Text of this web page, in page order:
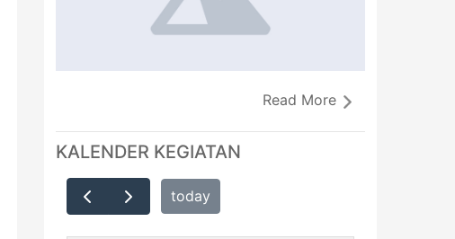
Read More
KALENDER KEGIATAN
today